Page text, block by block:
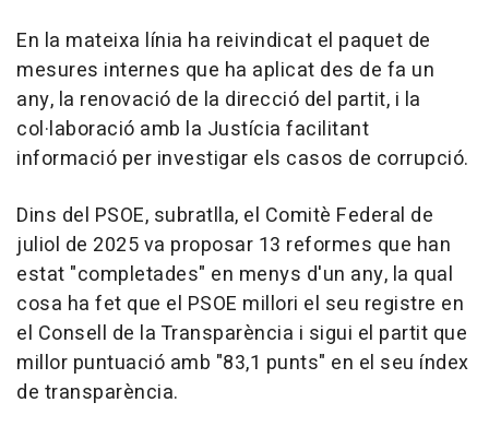
En la mateixa línia ha reivindicat el paquet de
mesures internes que ha aplicat des de fa un
any, la renovació de la direcció del partit, i la
col·laboració amb la Justícia facilitant
informació per investigar els casos de corrupció.
Dins del PSOE, subratlla, el Comitè Federal de
juliol de 2025 va proposar 13 reformes que han
estat "completades" en menys d'un any, la qual
cosa ha fet que el PSOE millori el seu registre en
el Consell de la Transparència i sigui el partit que
millor puntuació amb "83,1 punts" en el seu índex
de transparència.